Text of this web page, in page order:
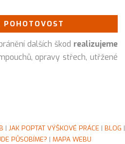
POHOTOVOST
dalších škod realizujeme
opravy střech, utřžené
| JAK POPTAT VÝŠKOVÉ PRÁCE | BLOG |
PŮSOBÍME? | MAPA WEBU